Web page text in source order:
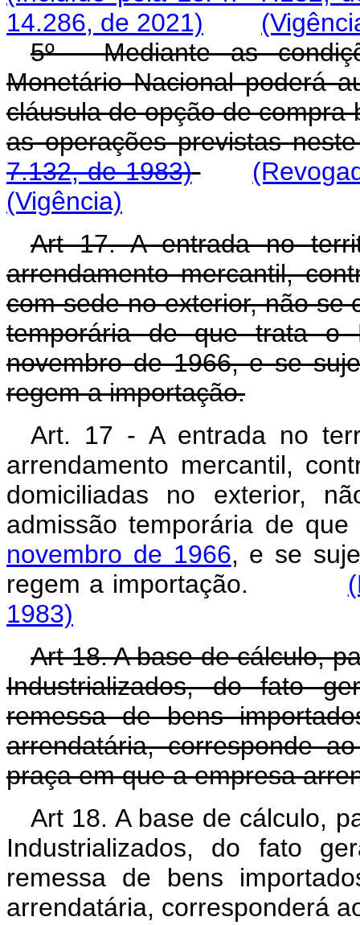
14.286, de 2021)
5º - Mediante as
Monetário Nacional poderá
cláusula de opção de
as operações previstas
7.132, de 1983)
(Vigência)
Art 17. A entrada no
arrendamento mercantil,
com sede no exterior, não se
temporária de que trata o
novembro de 1966, e se
regem a importação.
Art. 17 - A entrada no
arrendamento mercantil,
domiciliadas no exterior,
admissão temporária de
novembro de 1966, e se
regem a importação.
1983)
Art 18. A base de cálculo,
Industrializados, do fato
remessa de bens
arrendatária, corresponde
praça em que a empresa
Art 18. A base de cálculo,
Industrializados, do fato
remessa de bens
arrendatária, corresponderá